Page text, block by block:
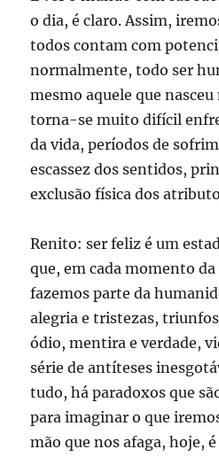
o dia, é claro. Assim,
todos contam com
normalmente, todo ser
mesmo aquele que
torna-se muito difícil
da vida, períodos de
escassez dos sentidos,
exclusão física dos
Renito: ser feliz é um
que, em cada momento
fazemos parte da
alegria e tristezas,
ódio, mentira e verdade,
série de antíteses
tudo, há paradoxos que
para imaginar o que
mão que nos afaga, hoje,